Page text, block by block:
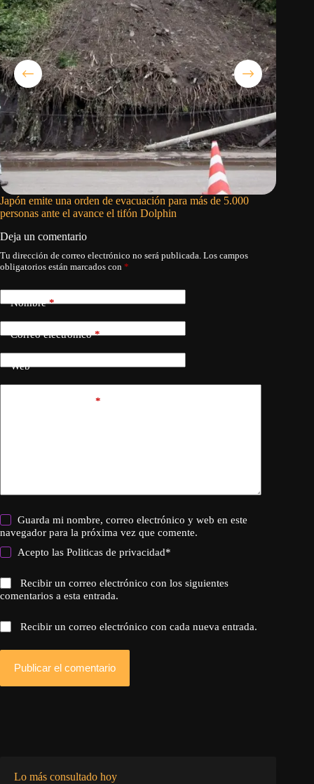
Japón emite una orden de evacuación para más de 5.000
personas ante el avance el tifón Dolphin
Deja un comentario
Tu dirección de correo electrónico no será publicada. Los campos
obligatorios están marcados con *
Nombre*
Correo electrónico*
Web
*
Guarda mi nombre, correo electrónico y web en este
navegador para la próxima vez que comente.
Acepto lasPoliticas de privacidad*
Recibir un correo electrónico con los siguientes
comentarios a esta entrada.
Recibir un correo electrónico con cada nueva entrada.
Publicar el comentario
Lo más consultado hoy